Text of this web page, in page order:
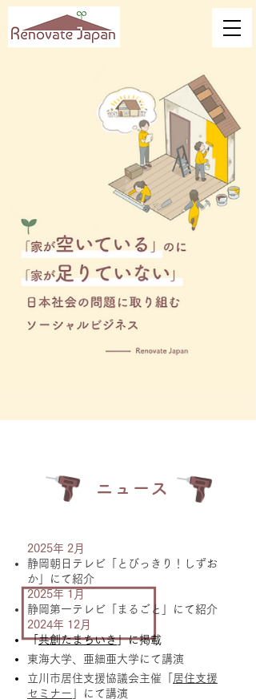
​ニュース
2025年 2月
静岡朝日テレビ「とびっきり！しずお
か」にて紹介
2025年 1月
静岡第一テレビ「まるごと」にて紹介
2024年 12月
「共創たまちいき」に掲載
東海大学、亜細亜大学にて講演
立川市居住支援協議会主催「
居住支援
セミナー 」にて講演